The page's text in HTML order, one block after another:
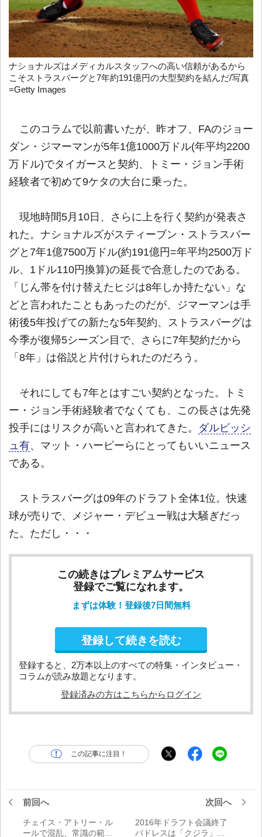
ナショナルズはメディカルスタッフへの高い信頼があるから
こそストラスバーグと7年約191億円の大型契約を結んだ/写真
=Getty Images
このコラムで以前書いたが、昨オフ、FAのジョー
ダン・ジマーマンが5年1億1000万ドル(年平均2200
万ドル)でタイガースと契約、トミー・ジョン手術
経験者で初めて9ケタの大台に乗った。
現地時間5月10日、さらに上を行く契約が発表さ
れた。ナショナルズがスティーブン・ストラスバー
グと7年1億7500万ドル(約191億円=年平均2500万ド
ル、1ドル110円換算)の延長で合意したのである。
「じん帯を付け替えたヒジは8年しか持たない」な
どと言われたこともあったのだが、ジマーマンは手
術後5年投げての新たな5年契約、ストラスバーグは
今季が復帰5シーズン目で、さらに7年契約だから
「8年」は俗説と片付けられたのだろう。
それにしても7年とはすごい契約となった。トミ
ー・ジョン手術経験者でなくても、この長さは先発
投手にはリスクが高いと言われてきた。 ダルビッシ
ュ有、マット・ハービーらにとってもいいニュース
である。
ストラスバーグは09年のドラフト全体1位。快速
球が売りで、メジャー・デビュー戦は大騒ぎだっ
た。ただし・・・
この続きはプレミアムサービス
登録でご覧になれます。
まずは体験！登録後7日間無料
登録して続きを読む
登録すると、2万本以上のすべての特集・インタビュー・
コラムが読み放題となります。
登録済みの方はこちらからログイン
この記事に注目！
前回へ
チェイス・アトリー・ル
ールで混乱、常識の範囲
次回へ
2016年ドラフト会議終了
パドレスは「クジラ」を